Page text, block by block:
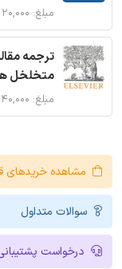
مبلغ: ۱۲۰,۰۰۰ تومان
ترجمه
متخلخل
مبلغ: ۱۴۰,۰۰۰ تومان
مشاهده خریدهای
سوالات متداول
درخواست